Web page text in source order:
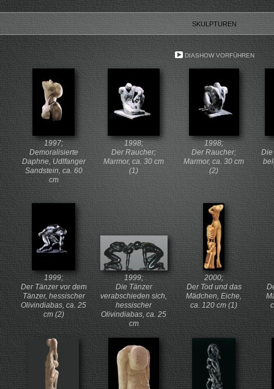
SKULPTUREN
1997;
Demoralisierte
Daphne, Udlfanger
Sandstein, ca. 60
cm
1998;
Der Raucher;
Marmor, ca. 30 cm
(1)
1998;
Der Raucher;
Marmor, ca. 30 cm
(2)
Die
1999;
Der Tänzer vor dem
Tänzer, hessischer
Olivindiabas, ca. 25
cm (2)
1999;
Die Tänzer
verabschieden sich,
hessischer
Olivindiabas, ca. 25
cm
2000;
Der Tod und das
Mädchen, Eiche,
ca. 120 cm (1)
DIASHOW VORFÜHREN